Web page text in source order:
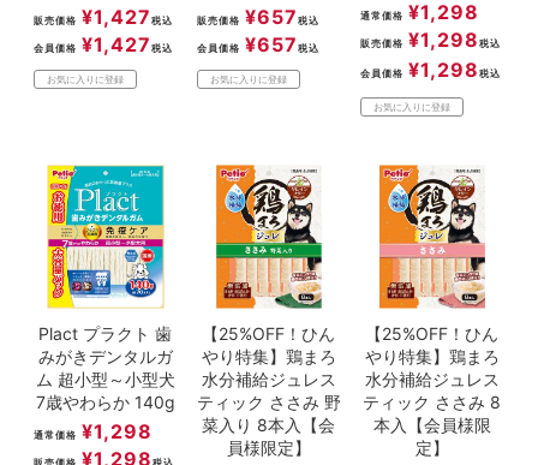
販売価格 ¥1,427 税込
会員価格 ¥1,427 税込
お気に入りに登録
販売価格 ¥657 税込
会員価格 ¥657 税込
お気に入りに登録
通常価格 ¥1,298
販売価格 ¥1,298 税込
会員価格 ¥1,298 税込
お気に入りに登録
Plact プラクト 歯
みがきデンタルガ
ム 超小型～小型犬
7歳やわらか 140g
通常価格 ¥1,298
販売価格 ¥1,298 税込
【25%OFF！ひん
やり特集】鶏まろ
水分補給ジュレス
ティック ささみ 野
菜入り 8本入【会
員様限定】
【25%OFF！ひん
やり特集】鶏まろ
水分補給ジュレス
ティック ささみ 8
本入【会員様限
定】